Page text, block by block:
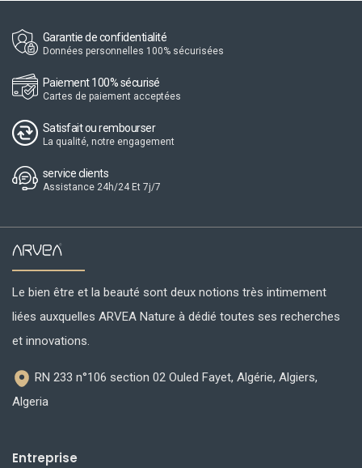
Garantie de confidentialité
Données personnelles 100% sécurisées
Paiement 100% sécurisé
Cartes de paiement acceptées
Satisfait ou rembourser
La qualité, notre engagement
service clients
Assistance 24h/24 Et 7j/7
Le bien être et la beauté sont deux notions très intimement
liées auxquelles ARVEA Nature à dédié toutes ses recherches
et innovations.
RN 233 n°106 section 02 Ouled Fayet, Algérie, Algiers,
Algeria
Entreprise